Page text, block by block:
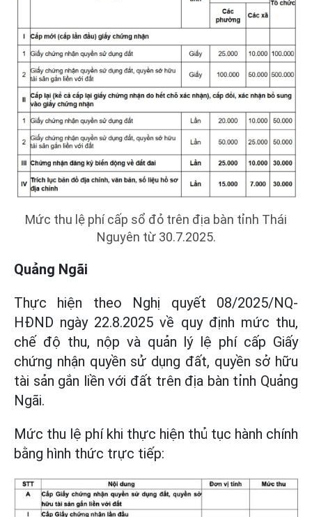
Mức thu lệ phí cấp sổ đỏ trên địa bàn tỉnh Thái
Nguyên từ 30.7.2025.
Quảng Ngãi
Thực hiện theo Nghị quyết 08/2025/NQ-
HĐND ngày 22.8.2025 về quy định mức thu,
chế độ thu, nộp và quản lý lệ phí cấp Giấy
chứng nhận quyền sử dụng đất, quyền sở hữu
tài sản gắn liền với đất trên địa bàn tỉnh Quảng
Ngãi.
Mức thu lệ phí khi thực hiện thủ tục hành chính
bằng hình thức trực tiếp: